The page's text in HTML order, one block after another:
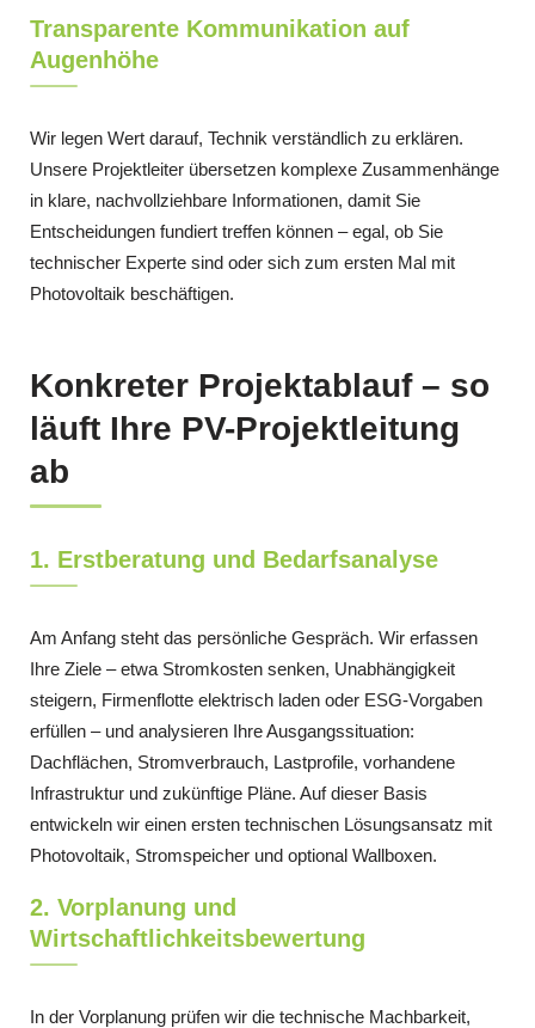
Konkreter Projektablauf – so
läuft Ihre PV-Projektleitung
ab
1. Erstberatung und Bedarfsanalyse
Am Anfang steht das persönliche Gespräch. Wir erfassen
Ihre Ziele – etwa Stromkosten senken, Unabhängigkeit
steigern, Firmenflotte elektrisch laden oder ESG-Vorgaben
erfüllen – und analysieren Ihre Ausgangssituation:
Dachflächen, Stromverbrauch, Lastprofile, vorhandene
Infrastruktur und zukünftige Pläne. Auf dieser Basis
entwickeln wir einen ersten technischen Lösungsansatz mit
Photovoltaik, Stromspeicher und optional Wallboxen.
2. Vorplanung und
Wirtschaftlichkeitsbewertung
In der Vorplanung prüfen wir die technische Machbarkeit,
Transparente Kommunikation auf
Augenhöhe
Wir legen Wert darauf, Technik verständlich zu erklären.
Unsere Projektleiter übersetzen komplexe Zusammenhänge
in klare, nachvollziehbare Informationen, damit Sie
Entscheidungen fundiert treffen können – egal, ob Sie
technischer Experte sind oder sich zum ersten Mal mit
Photovoltaik beschäftigen.